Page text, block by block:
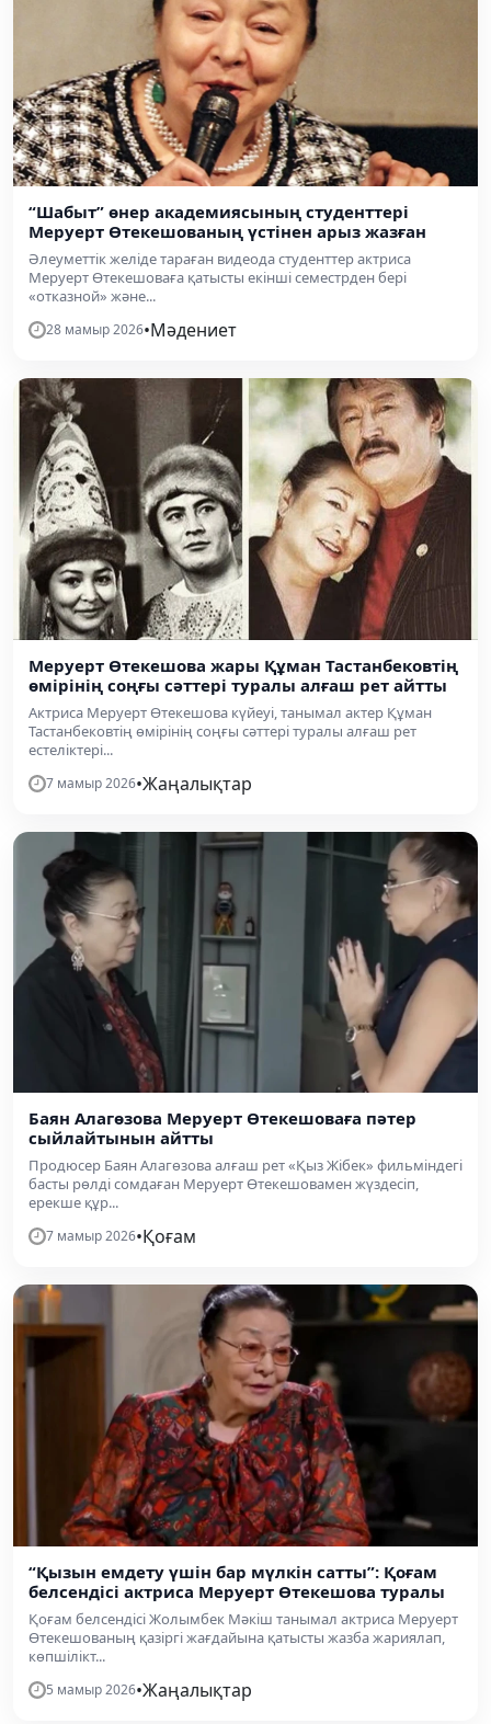
“Шабыт” өнер академиясының студенттері
Меруерт Өтекешованың үстінен арыз жазған
Әлеуметтік желіде тараған видеода студенттер актриса
Меруерт Өтекешоваға қатысты екінші семестрден бері
«отказной» және...
28 мамыр 2026•Мәдениет
Меруерт Өтекешова жары Құман Тастанбековтің
өмірінің соңғы сәттері туралы алғаш рет айтты
Актриса Меруерт Өтекешова күйеуі, танымал актер Құман
Тастанбековтің өмірінің соңғы сәттері туралы алғаш рет
естеліктері...
7 мамыр 2026•Жаңалықтар
Баян Алагөзова Меруерт Өтекешоваға пәтер
сыйлайтынын айтты
Продюсер Баян Алагөзова алғаш рет «Қыз Жібек» фильміндегі
басты рөлді сомдаған Меруерт Өтекешовамен жүздесіп,
ерекше құр...
7 мамыр 2026•Қоғам
“Қызын емдету үшін бар мүлкін сатты”: Қоғам
белсендісі актриса Меруерт Өтекешова туралы
Қоғам белсендісі Жолымбек Мәкіш танымал актриса Меруерт
Өтекешованың қазіргі жағдайына қатысты жазба жариялап,
көпшілікт...
5 мамыр 2026•Жаңалықтар